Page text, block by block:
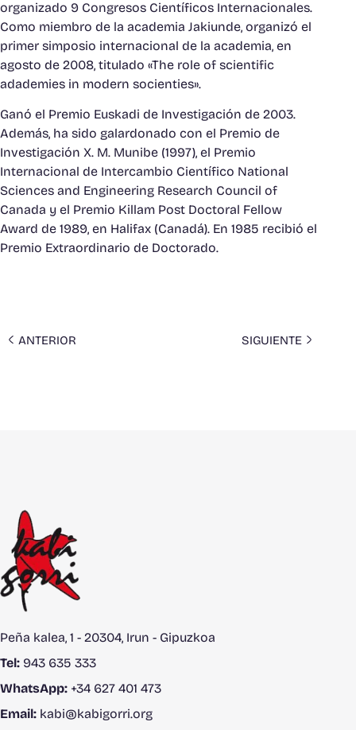
organizado 9 Congresos Científicos Internacionales.
Como miembro de la academia Jakiunde, organizó el
primer simposio internacional de la academia, en
agosto de 2008, titulado «The role of scientific
adademies in modern socienties».
Ganó el Premio Euskadi de Investigación de 2003.
Además, ha sido galardonado con el Premio de
Investigación X. M. Munibe (1997), el Premio
Internacional de Intercambio Científico National
Sciences and Engineering Research Council of
Canada y el Premio Killam Post Doctoral Fellow
Award de 1989, en Halifax (Canadá). En 1985 recibió el
Premio Extraordinario de Doctorado.
ANTERIOR SIGUIENTE
Peña kalea, 1 - 20304, Irun - Gipuzkoa
Tel: 943 635 333
WhatsApp: +34 627 401 473
Email: kabi@kabigorri.org